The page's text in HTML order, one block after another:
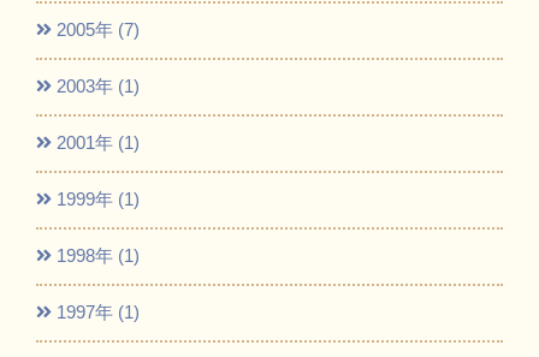
2005年 (7)
2003年 (1)
2001年 (1)
1999年 (1)
1998年 (1)
1997年 (1)